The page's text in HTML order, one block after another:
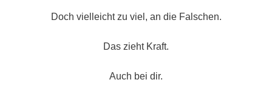
Doch vielleicht zu viel, an die Falschen.
Das zieht Kraft.
Auch bei dir.